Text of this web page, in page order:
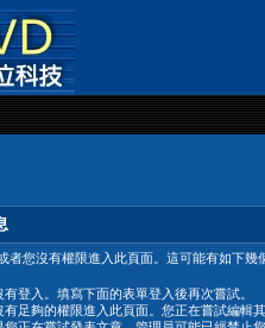
者您沒有權限進入此頁面。這可能有如下幾
有登入。填寫下面的表單登入後再次嘗試。
有足夠的權限進入此頁面。您正在嘗試編輯